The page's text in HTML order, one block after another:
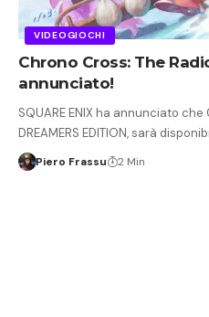
VIDEOGIOCHI
Chrono Cross: The
annunciato!
SQUARE ENIX ha annunciato che
DREAMERS EDITION, sarà
Piero Frassu 2 Min